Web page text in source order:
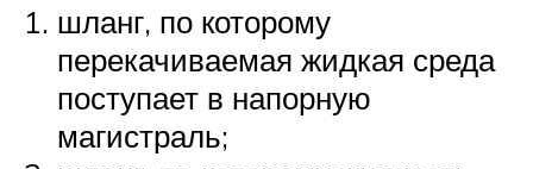
шланг, по которому
перекачиваемая жидкая среда
поступает в напорную
магистраль;